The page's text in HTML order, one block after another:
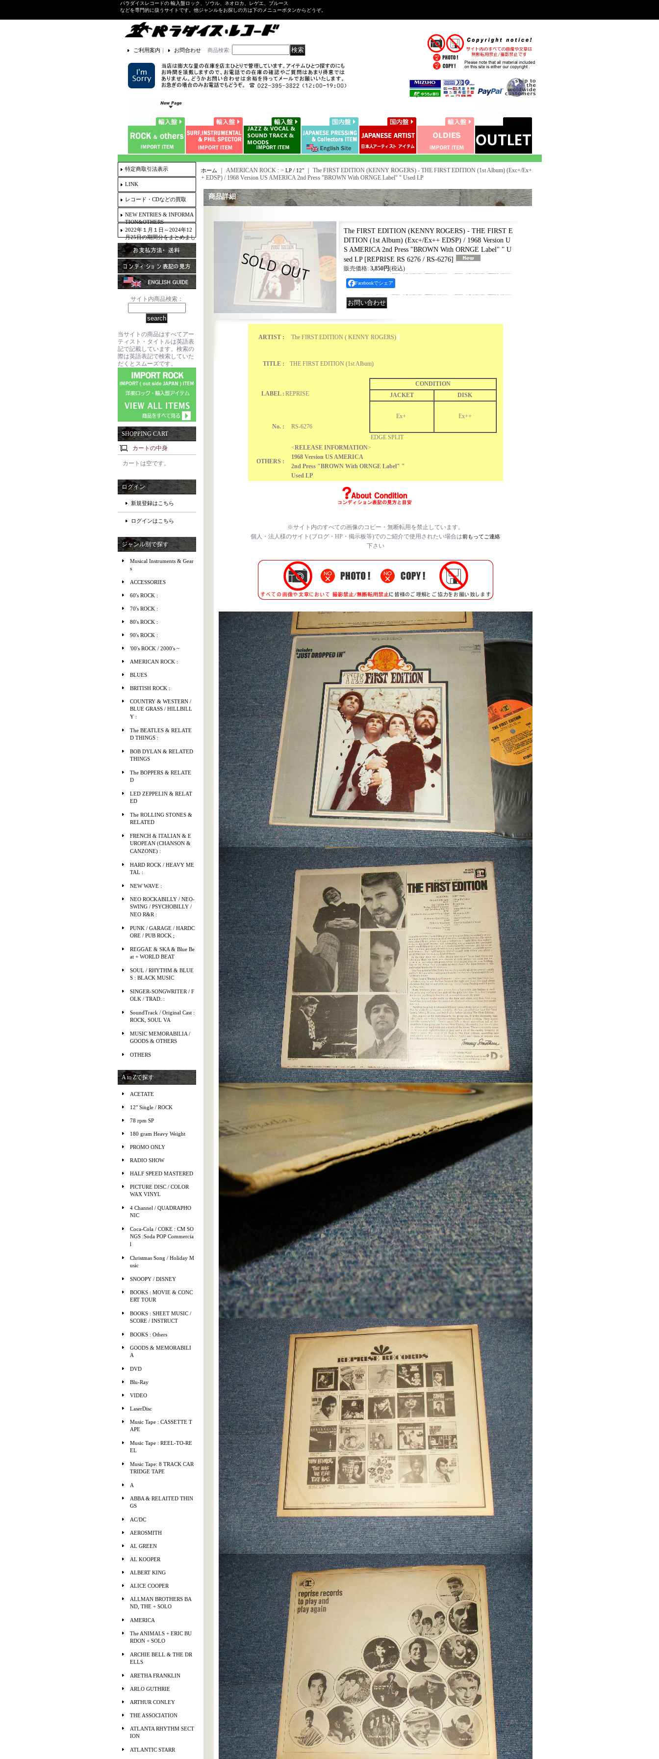
パラダイスレコードの 輸入盤ロック、ソウル、ネオロカ、レゲエ、ブルース
などを専門的に扱うサイトです。他ジャンルをお探しの方は下のメニューボタンからどうぞ。
ご利用案内 ｜ お問合わせ 商品検索:
特定商取引法表示
LINK
レコード・CDなどの買取
NEW ENTRIES & INFORMA
TION&OTHERS
2022年１月１日～2024年12
月25日の期間分をまとめまし
た。
サイト内商品検索：
当サイトの商品はすべてアー
ティスト・タイトルは英語表
記で記載しています。検索の
際は英語表記で検索していた
だくとスムーズです。
SHOPPING CART
カートの中身
カートは空です。
ログイン
新規登録はこちら
ログインはこちら
ジャンル別で探す
Musical Instruments & Gear
s
ACCESSORIES
60's ROCK :
70's ROCK :
80's ROCK :
90's ROCK :
'00's ROCK / 2000's ~
AMERICAN ROCK :
BLUES
BRITISH ROCK :
COUNTRY & WESTERN /
BLUE GRASS / HILLBILL
Y :
The BEATLES & RELATE
D THINGS :
BOB DYLAN & RELATED
THINGS
The BOPPERS & RELATE
D
LED ZEPPELIN & RELAT
ED
The ROLLING STONES &
RELATED
FRENCH & ITALIAN & E
UROPEAN (CHANSON &
CANZONE) :
HARD ROCK / HEAVY ME
TAL :
NEW WAVE :
NEO ROCKABILLY / NEO-
SWING / PSYCHOBILLY /
NEO R&R :
PUNK / GARAGE / HARDC
ORE / PUB ROCK ;
REGGAE & SKA & Blue Be
at + WORLD BEAT
SOUL / RHYTHM & BLUE
S : BLACK MUSIC
SINGER-SONGWRITER / F
OLK / TRAD. :
SoundTrack / Original Cast :
ROCK, SOUL VA
MUSIC MEMORABILIA /
GOODS & OTHERS
OTHERS
A to Zで探す
ACETATE
12" Single / ROCK
78 rpm SP
180 gram Heavy Weight
PROMO ONLY
RADIO SHOW
HALF SPEED MASTERED
PICTURE DISC / COLOR
WAX VINYL
4 Channel / QUADRAPHO
NIC
Coca-Cola / COKE : CM SO
NGS :Soda POP Commercia
l
Christmas Song / Holiday M
usic
SNOOPY / DISNEY
BOOKS : MOVIE & CONC
ERT TOUR
BOOKS : SHEET MUSIC /
SCORE / INSTRUCT
BOOKS : Others
GOODS & MEMORABILI
A
DVD
Blu-Ray
VIDEO
LaserDisc
Music Tape : CASSETTE T
APE
Music Tape : REEL-TO-RE
EL
Music Tape: 8 TRACK CAR
TRIDGE TAPE
A
ABBA & RELAITED THIN
GS
AC/DC
AEROSMITH
AL GREEN
AL KOOPER
ALBERT KING
ALICE COOPER
ALLMAN BROTHERS BA
ND, THE + SOLO
AMERICA
The ANIMALS + ERIC BU
RDON + SOLO
ARCHIE BELL & THE DR
ELLS
ARETHA FRANKLIN
ARLO GUTHRIE
ARTHUR CONLEY
THE ASSOCIATION
ATLANTA RHYTHM SECT
ION
ATLANTIC STARR
ホーム ｜ AMERICAN ROCK : > LP / 12"｜ The FIRST EDITION (KENNY ROGERS) - THE FIRST EDITION (1st Album) (Exc+/Ex+
+ EDSP) / 1968 Version US AMERICA 2nd Press "BROWN With ORNGE Label" " Used LP
商品詳細
The FIRST EDITION (KENNY ROGERS) - THE FIRST E
DITION (1st Album) (Exc+/Ex++ EDSP) / 1968 Version U
S AMERICA 2nd Press "BROWN With ORNGE Label" " U
sed LP [REPRISE RS 6276 / RS-6276]
販売価格: 3,850円(税込)
Facebookでシェア
ARTIST : The FIRST EDITION ( KENNY ROGERS)
TITLE : THE FIRST EDITION (1st Album)
LABEL : REPRISE
CONDITION
JACKET
DISK
Ex+ Ex++
EDGE SPLIT
No. : RS-6276
OTHERS :
<RELEASE INFORMATION>
1968 Version US AMERICA
2nd Press "BROWN With ORNGE Label" "
Used LP
※サイト内のすべての画像のコピー・無断転用を禁止しています。
個人・法人様のサイト(ブログ・HP・掲示板等)でのご紹介で使用されたい場合は前もってご連絡
下さい